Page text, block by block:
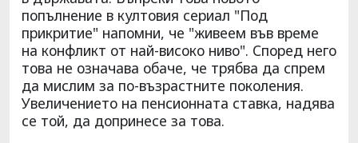
попълнение в култовия сериал "Под
прикритие" напомни, че "живеем във време
на конфликт от най-високо ниво". Според него
това не означава обаче, че трябва да спрем
да мислим за по-възрастните поколения.
Увеличението на пенсионната ставка, надява
се той, да допринесе за това.